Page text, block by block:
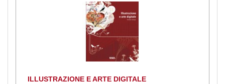
ILLUSTRAZIONE E ARTE DIGITALE